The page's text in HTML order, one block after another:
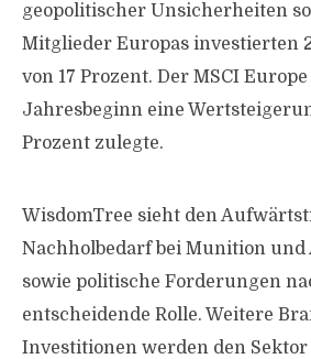
geopolitischer Unsicherheiten
Mitglieder Europas investierten
von 17 Prozent. Der MSCI
Jahresbeginn eine
Prozent zulegte.
WisdomTree sieht den
Nachholbedarf bei Munition
sowie politische Forderungen
entscheidende Rolle. Weitere
Investitionen werden den